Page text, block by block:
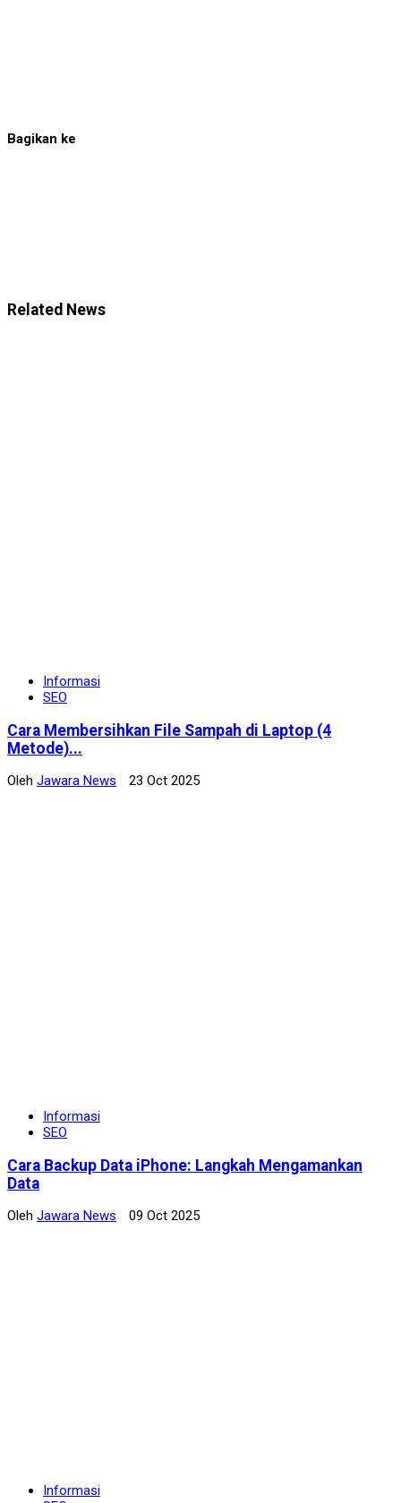
Bagikan ke
Related News
Informasi
SEO
Cara Membersihkan File Sampah di Laptop (4
Metode)...
Oleh Jawara News 23 Oct 2025
Informasi
SEO
Cara Backup Data iPhone: Langkah Mengamankan
Data
Oleh Jawara News 09 Oct 2025
Informasi